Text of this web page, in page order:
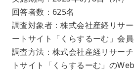
回答者数：625名
調査対象者：株式会社産経リサ
ートサイト「くらするーむ」会
調査方法：株式会社産経リサー
トサイト「くらするーむ」の